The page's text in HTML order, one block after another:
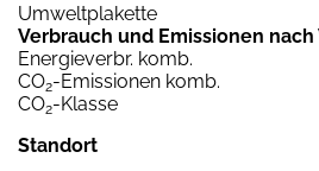
Umweltplakette
Verbrauch und Emissionen nach
Energieverbr. komb.
CO2-Emissionen komb.
CO2-Klasse
Standort